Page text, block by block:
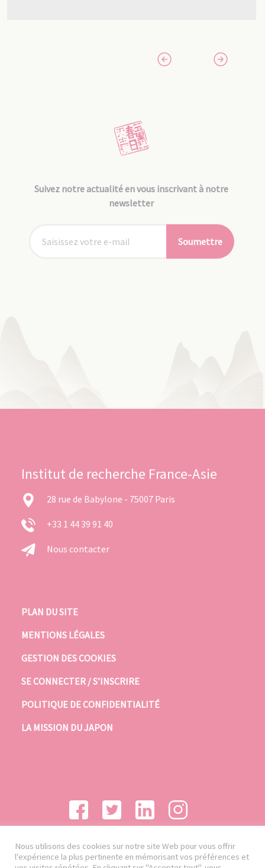
Suivez notre actualité en vous inscrivant à notre
newsletter
Soumettre
Institut de recherche France-Asie
28 rue de Babylone - 75007 Paris
+33 1 44 39 91 40
Nous contacter
PLAN DU SITE
MENTIONS LÉGALES
GESTION DES COOKIES
SE CONNECTER / S’INSCRIRE
POLITIQUE DE CONFIDENTIALITÉ
LA MISSION DU JAPON
Nous utilisons des cookies sur notre site Web pour vous offrir
l'expérience la plus pertinente en mémorisant vos préférences et